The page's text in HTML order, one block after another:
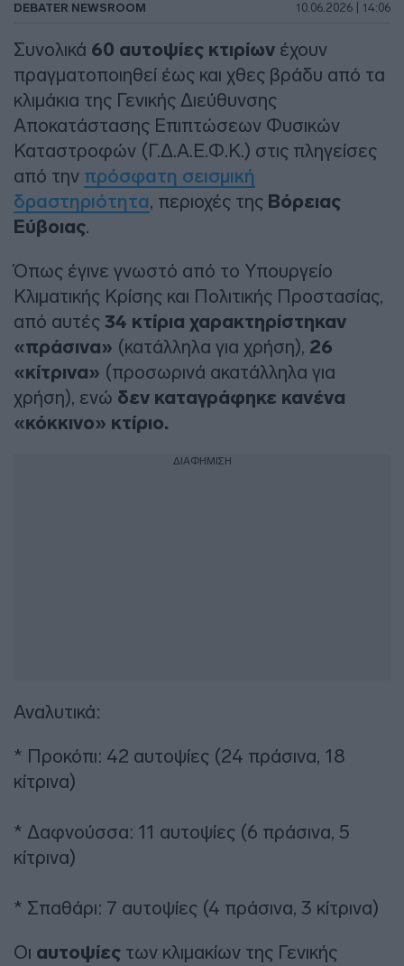
DEBATER NEWSROOM 10.06.2026 | 14:06
Συνολικά 60 αυτοψίες κτιρίων έχουν
πραγματοποιηθεί έως και χθες βράδυ από τα
κλιμάκια της Γενικής Διεύθυνσης
Αποκατάστασης Επιπτώσεων Φυσικών
Καταστροφών (Γ.Δ.Α.Ε.Φ.Κ.) στις πληγείσες
από την πρόσφατη σεισμική
δραστηριότητα, περιοχές της Βόρειας
Εύβοιας.
Όπως έγινε γνωστό από το Υπουργείο
Κλιματικής Κρίσης και Πολιτικής Προστασίας,
από αυτές 34 κτίρια χαρακτηρίστηκαν
«πράσινα» (κατάλληλα για χρήση), 26
«κίτρινα» (προσωρινά ακατάλληλα για
χρήση), ενώ δεν καταγράφηκε κανένα
«κόκκινο» κτίριο.
ΔΙΑΦΗΜΙΣΗ
Αναλυτικά:
* Προκόπι: 42 αυτοψίες (24 πράσινα, 18
κίτρινα)
* Δαφνούσσα: 11 αυτοψίες (6 πράσινα, 5
κίτρινα)
* Σπαθάρι: 7 αυτοψίες (4 πράσινα, 3 κίτρινα)
Οι αυτοψίες των κλιμακίων της Γενικής